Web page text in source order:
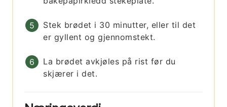
Stek brødet i 30 minutter, eller til det
er gyllent og gjennomstekt.
La brødet avkjøles på rist før du
skjærer i det.